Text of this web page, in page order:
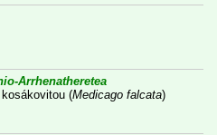
Arrhenatheretea
(Medicago falcata)